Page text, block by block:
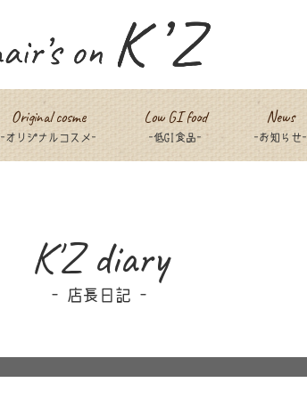
-オリジナルコスメ-
Original cosme
-低GI食品-
Low GI food
-お知らせ-
News
K'Z diary
店長日記